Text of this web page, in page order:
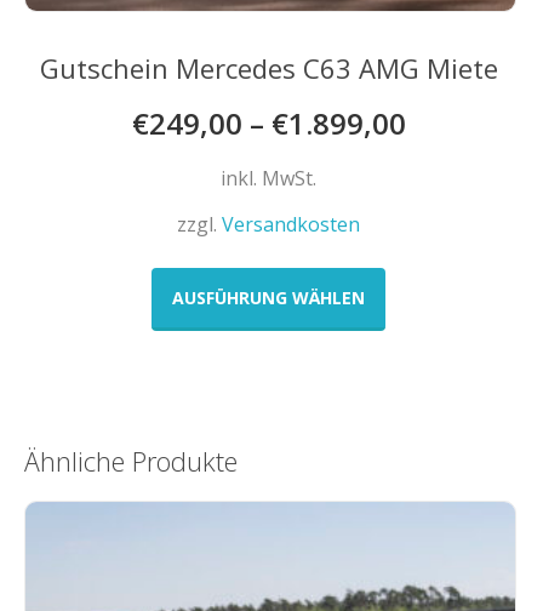
Gutschein Mercedes C63 AMG Miete
€249,00 – €1.899,00
inkl. MwSt.
zzgl.Versandkosten
AUSFÜHRUNG WÄHLEN
gewählt
Ähnliche Produkte